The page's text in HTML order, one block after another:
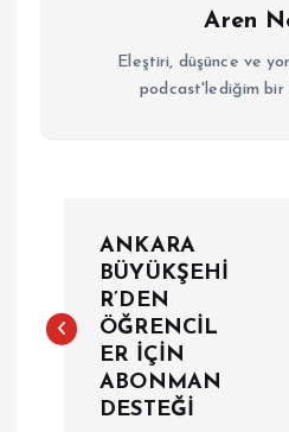
Aren
Eleştiri, düşünce ve
podcast'lediğim bir
z
ANKARA
BÜYÜKŞEHİ
R’DEN
ÖĞRENCİL
ER İÇİN
ABONMAN
DESTEĞİ